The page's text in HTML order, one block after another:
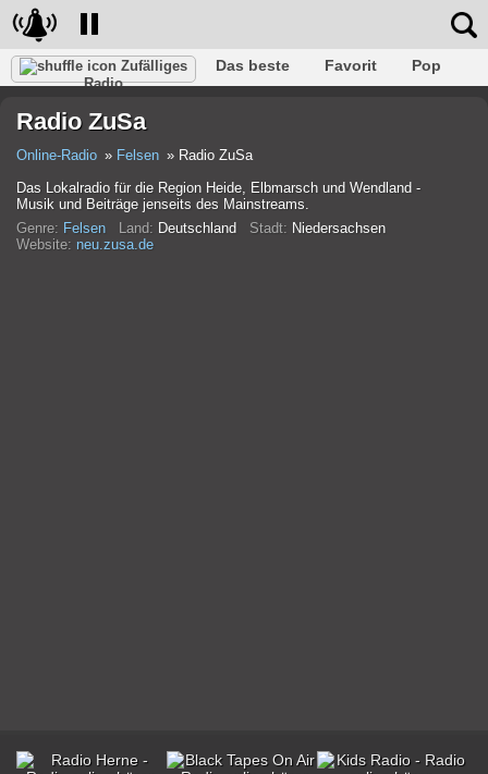
Zufälliges
Radio
Das beste Favorit
Pop
Rap
Trans
Radio ZuSa
Online-Radio Felsen
Radio ZuSa
Das Lokalradio für die Region Heide, Elbmarsch und Wendland -
Musik und Beiträge jenseits des Mainstreams.
Genre: Felsen Land: Deutschland Stadt: Niedersachsen
Website: neu.zusa.de